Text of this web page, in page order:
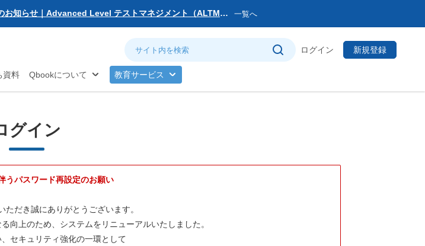
お知らせ｜Advanced Level テストマネジメント（ALTM）
ィングス グループ内事業再編に伴うサービス提供会社変更
セミナー 年間開催スケジュール公開のお知らせ
破！＆サイトリニューアルのお知らせ
ワード再設定のお願い
に伴うメンテナンス作業のお知らせ
一覧へ
ログイン 新規登録
資料 Qbookについて 教育サービス
ソフトウェア品質
グイン
うパスワード再設定のお願い
ただき誠にありがとうございます。
向上のため、システムをリニューアルいたしました。
セキュリティ強化の一環として